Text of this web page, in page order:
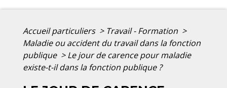
Accueil particuliers > Travail - Formation >
Maladie ou accident du travail dans la fonction
publique > Le jour de carence pour maladie
existe-t-il dans la fonction publique ?